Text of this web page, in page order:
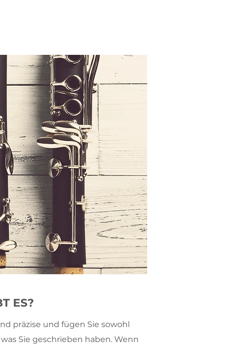
ES?
präzise und fügen Sie sowohl
Sie geschrieben haben. Wenn